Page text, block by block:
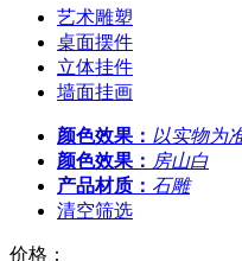
艺术雕塑
桌面摆件
立体挂件
墙面挂画
颜色效果： 以实物为
颜色效果： 房山白
产品材质： 石雕
清空筛选
价格：